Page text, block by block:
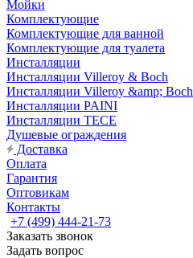
Мойки
Комплектующие
Комплектующие для ванной
Комплектующие для туалета
Инсталляции
Инсталляции Villeroy & Boch
Инсталляции Villeroy &amp; Boch
Инсталляции PAINI
Инсталляции TECE
Душевые ограждения
Доставка
Оплата
Гарантия
Оптовикам
Контакты
+7 (499) 444-21-73
Заказать звонок
Задать вопрос